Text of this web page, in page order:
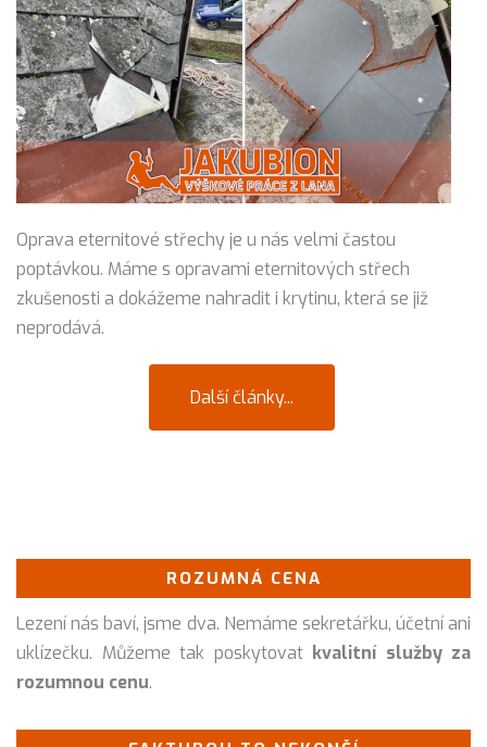
Oprava eternitové střechy je u nás velmi častou
poptávkou. Máme s opravami eternitových střech
zkušenosti a dokážeme nahradit i krytinu, která se již
neprodává.
Další články...
ROZUMNÁ CENA
Lezení nás baví, jsme dva. Nemáme sekretářku, účetní ani
uklízečku. Můžeme tak poskytovat kvalitní služby za
rozumnou cenu.